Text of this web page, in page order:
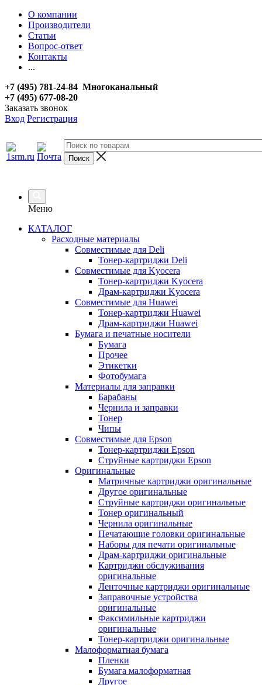
О компании
Производители
Статьи
Вопрос-ответ
Контакты
...
+7 (495) 781-24-84 Многоканальный
+7 (495) 677-08-20
Заказать звонок
Вход Регистрация
Меню
КАТАЛОГ
Расходные материалы
Совместимые для Deli
Тонер-картриджи Deli
Совместимые для Kyocera
Тонер-картриджи Kyocera
Драм-картриджи Kyocera
Совместимые для Huawei
Тонер-картриджи Huawei
Драм-картриджи Huawei
Бумага и печатные носители
Бумага
Прочее
Этикетки
Фотобумага
Материалы для заправки
Барабаны
Чернила и заправки
Тонер
Чипы
Совместимые для Epson
Тонер-картриджи Epson
Струйные картриджи Epson
Оригинальные
Матричные картриджи оригинальные
Другое оригинальные
Струйные картриджи оригинальные
Тонер оригинальный
Чернила оригинальные
Печатающие головки оригинальные
Наборы для печати оригинальные
Драм-картриджи оригинальные
Картриджи обслуживания
оригинальные
Ленточные картриджи оригинальные
Заправочные устройства
оригинальные
Факсимильные картриджи
оригинальные
Тонер-картриджи оригинальные
Малоформатная бумага
Пленки
Бумага малоформатная
Другое